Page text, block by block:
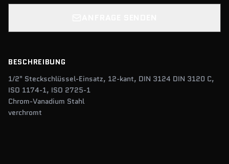
BESCHREIBUNG
1/2" Steckschlüssel-Einsatz, 12-kant, DIN 3124 DIN 3120 C,
ISO 1174-1, ISO 2725-1
Chrom-Vanadium Stahl
verchromt